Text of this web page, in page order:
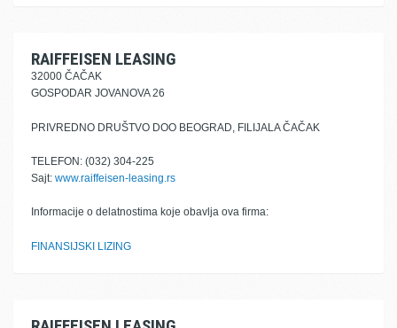
RAIFFEISEN LEASING
32000 ČAČAK
GOSPODAR JOVANOVA 26
PRIVREDNO DRUŠTVO DOO BEOGRAD, FILIJALA ČAČAK
TELEFON: (032) 304-225
Sajt: www.raiffeisen-leasing.rs
Informacije o delatnostima koje obavlja ova firma:
FINANSIJSKI LIZING